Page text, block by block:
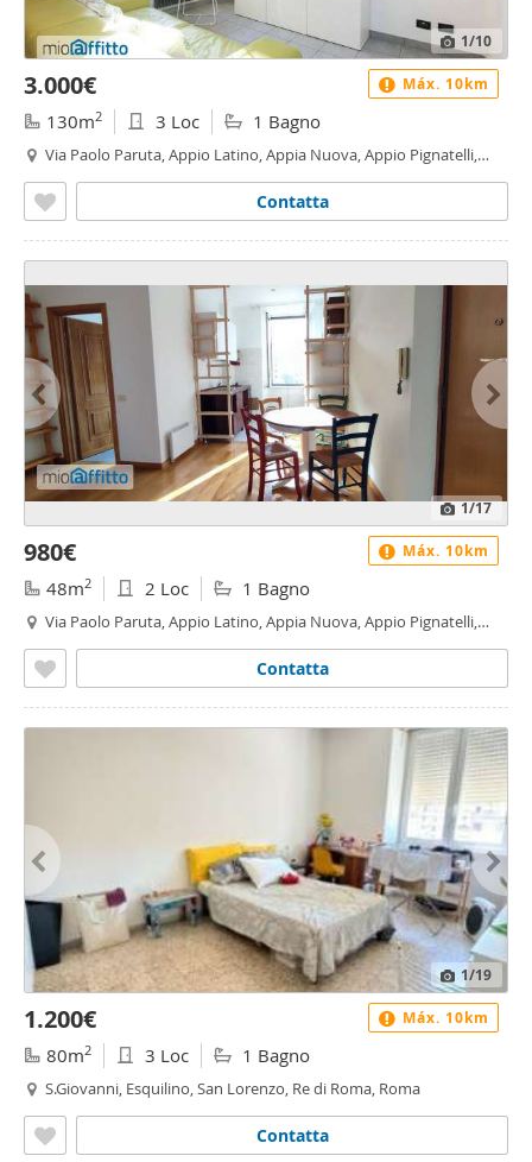
1/10
3.000€
130m2 3 Loc 1 Bagno
Via Paolo Paruta, Appio Latino, Appia Nuova, Appio Pignatelli,
Contatta
Máx. 10km
1/17
980€
48m2 2 Loc 1 Bagno
Via Paolo Paruta, Appio Latino, Appia Nuova, Appio Pignatelli,
Contatta
Máx. 10km
1/19
1.200€
80m2 3 Loc 1 Bagno
S.Giovanni, Esquilino, San Lorenzo, Re di Roma, Roma
Contatta
Máx. 10km